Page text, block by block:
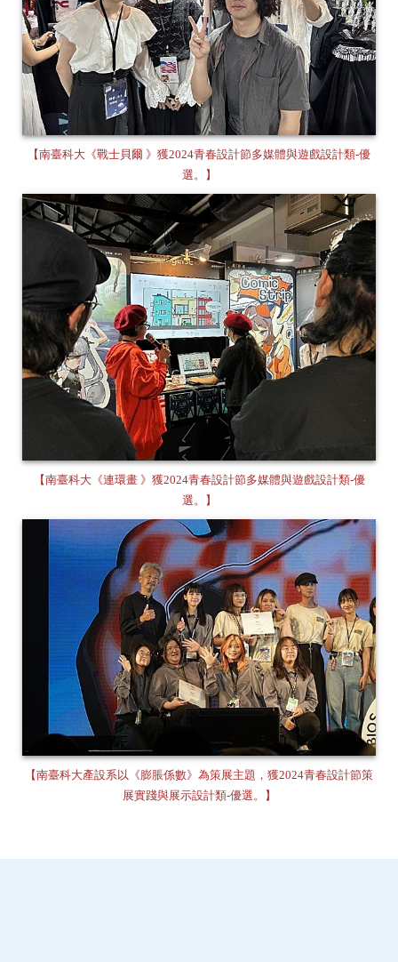
【南臺科大《戰士貝爾 》獲2024青春設計節多媒體與遊戲設計類-優
選。】
【南臺科大《連環畫 》獲2024青春設計節多媒體與遊戲設計類-優
選。】
【南臺科大產設系以《膨脹係數》為策展主題，獲2024青春設計節策
展實踐與展示設計類-優選。】